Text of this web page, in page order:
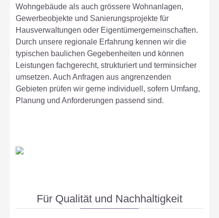
Wohngebäude als auch grössere Wohnanlagen,
Gewerbeobjekte und Sanierungsprojekte für
Hausverwaltungen oder Eigentümergemeinschaften.
Durch unsere regionale Erfahrung kennen wir die
typischen baulichen Gegebenheiten und können
Leistungen fachgerecht, strukturiert und terminsicher
umsetzen. Auch Anfragen aus angrenzenden
Gebieten prüfen wir gerne individuell, sofern Umfang,
Planung und Anforderungen passend sind.
Für Qualität und Nachhaltigkeit